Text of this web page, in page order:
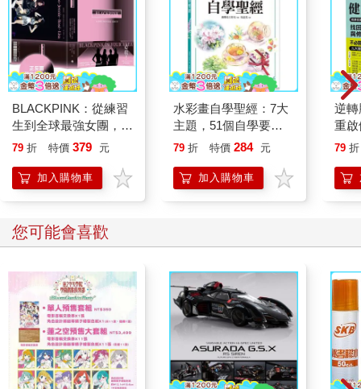
BLACKPINK：從練習
生到全球最強女團，看
Jisoo、Jennie、
世界，創造K-pop傳
奇！
79 折 特價 379 元
加入購物車
水彩畫自學聖經：7大
主題，51個自學要
點，一本最全面的水彩
79 折 特價 284 元
加入購物車
逆轉
重
糖
復
79 折
您可能會喜歡